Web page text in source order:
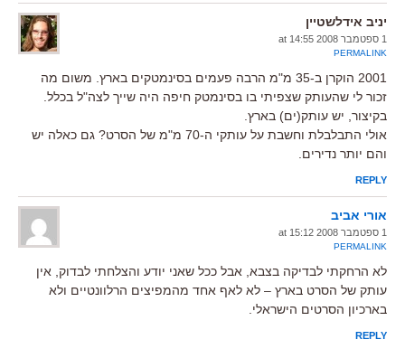
יניב אידלשטיין
1 ספטמבר 2008 at 14:55
PERMALINK
2001 הוקרן ב-35 מ"מ הרבה פעמים בסינמטקים בארץ. משום מה
זכור לי שהעותק שצפיתי בו בסינמטק חיפה היה שייך לצה"ל בכלל.
בקיצור, יש עותק(ים) בארץ.
אולי התבלבלת וחשבת על עותקי ה-70 מ"מ של הסרט? גם כאלה יש
והם יותר נדירים.
REPLY
אורי אביב
1 ספטמבר 2008 at 15:12
PERMALINK
לא הרחקתי לבדיקה בצבא, אבל ככל שאני יודע והצלחתי לבדוק, אין
עותק של הסרט בארץ – לא לאף אחד מהמפיצים הרלוונטיים ולא
בארכיון הסרטים הישראלי.
REPLY